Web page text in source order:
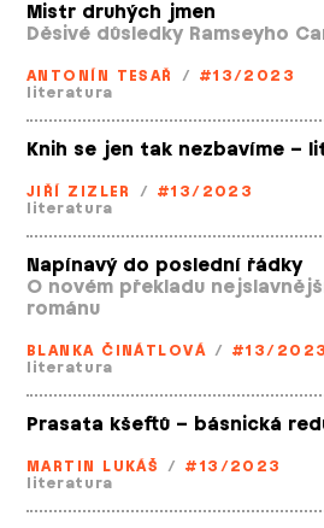
Mistr druhých jmen
Děsivé důsledky Ramseyho
ANTONÍN TESAŘ / #13/2023
literatura
Knih se jen tak nezbavíme –
JIŘÍ ZIZLER / #13/2023
literatura
Napínavý do poslední řádky
O novém překladu
románu
BLANKA ČINÁTLOVÁ / #13/2023
literatura
Prasata kšeftů – básnická
MARTIN LUKÁŠ / #13/2023
literatura